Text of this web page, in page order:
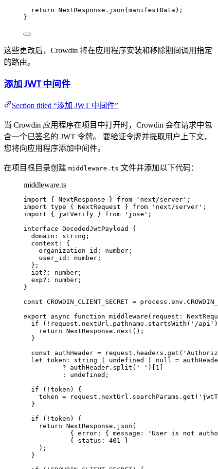
return NextResponse . json (manifestData);
}
这些更改后，Crowdin 将在应用程序安装和移除期间调用指定
的路由。
添加 JWT 中间件
Section titled “添加 JWT 中间件”
当 Crowdin 应用程序在项目中打开时，Crowdin 会在请求中包
含一个已签名的 JWT 令牌。 要验证令牌并提取用户上下文，
您将向应用程序添加中间件。
在项目根目录创建 middleware.ts 文件并添加以下代码：
middleware.ts
import { NextResponse } from ' next/server ' ;
import type { NextRequest } from ' next/server ' ;
import { jwtVerify } from ' jose ' ;
interface DecodedJwtPayload {
domain : string ;
context :
{
organization_id : number ;
user_id : number ;
};
iat?: number ;
exp?: number ;
}
const CROWDIN_CLIENT_SECRET = process . env .
export
async function middleware ( request :
if ( ! request . nextUrl . pathname . startsWith ( ' /api '
return NextResponse . next ();
}
const authHeader = request . headers . get ( '
let token : string undefined null =
? authHeader . split ( ' ' )[ 1 ]
:
undefined ;
if ( ! token) {
token = request . nextUrl . searchParams . get ( '
}
if ( ! token) {
return NextResponse . json (
{ error: { message:
' User is not
{ status: 401
}
);
}